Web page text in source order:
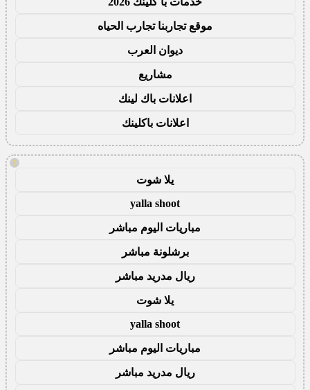
موقع تجاربنا تجارب الحياه
ديوان العرب
مشاريع
اعلانات باك لينك
اعلانات باكلينك
!
يلا شوت
yalla shoot
مباريات اليوم مباشر
برشلونة مباشر
ريال مدريد مباشر
يلا شوت
yalla shoot
مباريات اليوم مباشر
ريال مدريد مباشر